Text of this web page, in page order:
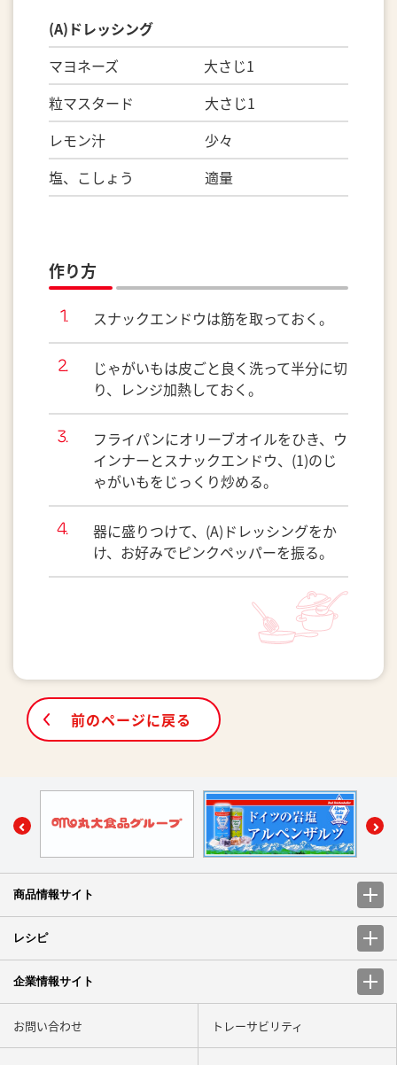
(A)ドレッシング
マヨネーズ 大さじ1
粒マスタード 大さじ1
レモン汁 少々
塩、こしょう 適量
作り方
スナックエンドウは筋を取っておく。
じゃがいもは皮ごと良く洗って半分に切
り、レンジ加熱しておく。
フライパンにオリーブオイルをひき、ウ
インナーとスナックエンドウ、(1)のじ
ゃがいもをじっくり炒める。
器に盛りつけて、(A)ドレッシングをか
け、お好みでピンクペッパーを振る。
前のページに戻る
商品情報サイト
レシピ
企業情報サイト
お問い合わせ トレーサビリティ